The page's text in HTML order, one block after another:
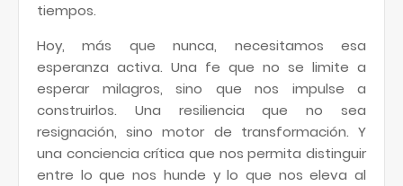
tiempos.
Hoy, más que nunca, necesitamos esa
esperanza activa. Una fe que no se limite a
esperar milagros, sino que nos impulse a
construirlos. Una resiliencia que no sea
resignación, sino motor de transformación. Y
una conciencia crítica que nos permita distinguir
entre lo que nos hunde y lo que nos eleva al